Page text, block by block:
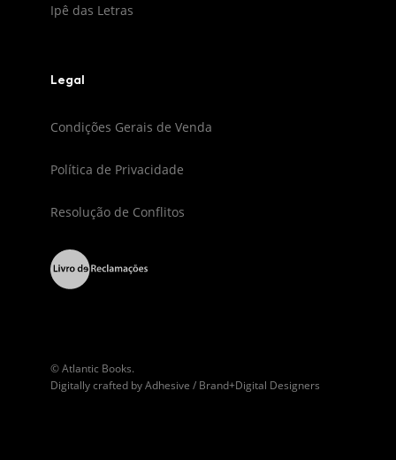
Ipê das Letras
Legal
Condições Gerais de Venda
Política de Privacidade
Resolução de Conflitos
© Atlantic Books.
Digitally crafted byAdhesive / Brand+Digital Designers